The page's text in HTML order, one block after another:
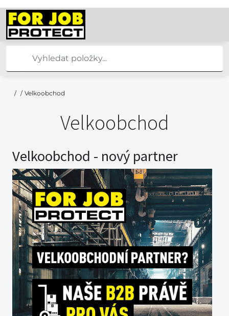
/ / Velkoobchod
Velkoobchod
Velkoobchod - nový partner